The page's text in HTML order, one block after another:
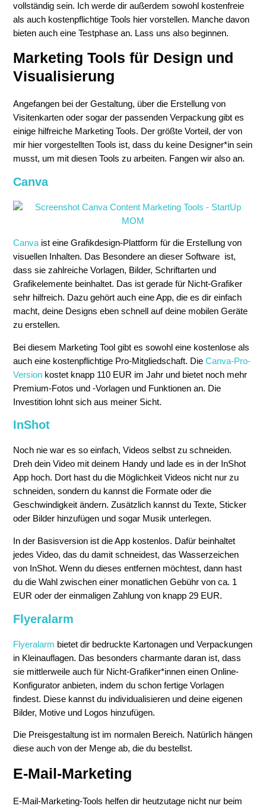
vollständig sein. Ich werde dir außerdem sowohl kostenfreie
als auch kostenpflichtige Tools hier vorstellen. Manche davon
bieten auch eine Testphase an. Lass uns also beginnen.
Marketing Tools für Design und
Visualisierung
Angefangen bei der Gestaltung, über die Erstellung von
Visitenkarten oder sogar der passenden Verpackung gibt es
einige hilfreiche Marketing Tools. Der größte Vorteil, der von
mir hier vorgestellten Tools ist, dass du keine Designer*in sein
musst, um mit diesen Tools zu arbeiten. Fangen wir also an.
Canva
Canvaist eine Grafikdesign-Plattform für die Erstellung von
visuellen Inhalten. Das Besondere an dieser Software ist,
dass sie zahlreiche Vorlagen, Bilder, Schriftarten und
Grafikelemente beinhaltet. Das ist gerade für Nicht-Grafiker
sehr hilfreich. Dazu gehört auch eine App, die es dir einfach
macht, deine Designs eben schnell auf deine mobilen Geräte
zu erstellen.
Bei diesem Marketing Tool gibt es sowohl eine kostenlose als
auch eine kostenpflichtige Pro-Mitgliedschaft. DieCanva-Pro-
Version kostet knapp 110 EUR im Jahr und bietet noch mehr
Premium-Fotos und -Vorlagen und Funktionen an. Die
Investition lohnt sich aus meiner Sicht.
InShot
Noch nie war es so einfach, Videos selbst zu schneiden.
Dreh dein Video mit deinem Handy und lade es in der InShot
App hoch. Dort hast du die Möglichkeit Videos nicht nur zu
schneiden, sondern du kannst die Formate oder die
Geschwindigkeit ändern. Zusätzlich kannst du Texte, Sticker
oder Bilder hinzufügen und sogar Musik unterlegen.
In der Basisversion ist die App kostenlos. Dafür beinhaltet
jedes Video, das du damit schneidest, das Wasserzeichen
von InShot. Wenn du dieses entfernen möchtest, dann hast
du die Wahl zwischen einer monatlichen Gebühr von ca. 1
EUR oder der einmaligen Zahlung von knapp 29 EUR.
Flyeralarm
Flyeralarm bietet dir bedruckte Kartonagen und Verpackungen
in Kleinauflagen. Das besonders charmante daran ist, dass
sie mittlerweile auch für Nicht-Grafiker*innen einen Online-
Konfigurator anbieten, indem du schon fertige Vorlagen
findest. Diese kannst du individualisieren und deine eigenen
Bilder, Motive und Logos hinzufügen.
Die Preisgestaltung ist im normalen Bereich. Natürlich hängen
diese auch von der Menge ab, die du bestellst.
E-Mail-Marketing
E-Mail-Marketing-Tools helfen dir heutzutage nicht nur beim